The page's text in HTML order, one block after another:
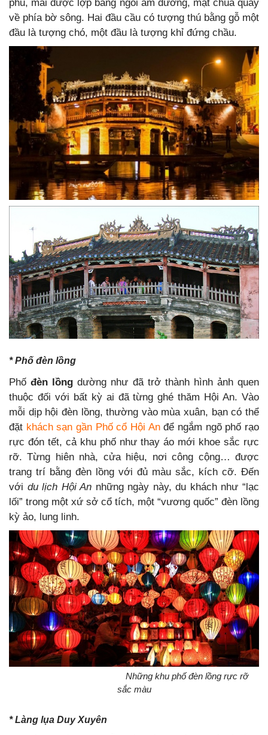
phu, mái được lợp bằng ngói âm dương, mặt chùa quay
về phía bờ sông. Hai đầu cầu có tượng thú bằng gỗ một
đầu là tượng chó, một đầu là tượng khỉ đứng chầu.
* Phố đèn lồng
Phốđèn lồng dường như đã trở thành hình ảnh quen
thuộc đối với bất kỳ ai đã từng ghé thăm Hội An. Vào
mỗi dịp hội đèn lồng, thường vào mùa xuân, bạn có thể
đặt khách sạn gần Phố cổ Hội Anđể ngắm ngõ phố rạo
rực đón tết, cả khu phố như thay áo mới khoe sắc rực
rỡ. Từng hiên nhà, cửa hiệu, nơi công cộng… được
trang trí bằng đèn lồng với đủ màu sắc, kích cỡ. Đến
với du lịch Hội An những ngày này, du khách như “lạc
lối” trong một xứ sở cổ tích, một “vương quốc” đèn lồng
kỳ ảo, lung linh.
Những khu phố đèn lồng rực rỡ
sắc màu
* Làng lụa Duy Xuyên